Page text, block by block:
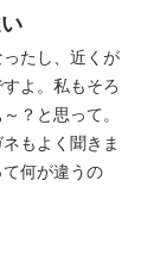
ったし、近くが
よ。私もそろ
？と思って。
もよく聞きま
何が違うの